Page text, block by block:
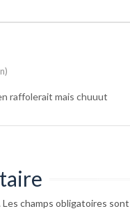
raffolerait mais chuuut
Les champs obligatoires